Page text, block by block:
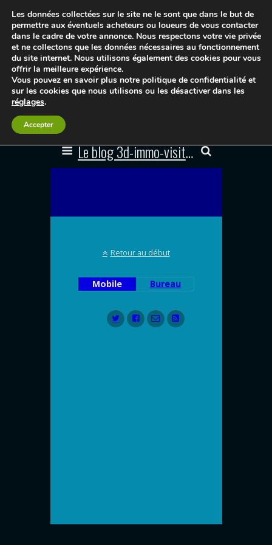
Le blog 3d-immo-visites
Retour au début
Mobile Bureau
Les données collectées sur le site ne le sont que dans le but de
permettre aux éventuels acheteurs ou loueurs de vous contacter
dans le cadre de votre annonce. Nous respectons votre vie privée
et ne collectons que les données nécessaires au fonctionnement
du site internet. Nous utilisons également des cookies pour vous
offrir la meilleure expérience.
Vous pouvez en savoir plus notre politique de confidentialité et
sur les cookies que nous utilisons ou les désactiver dans les
réglages.
Accepter